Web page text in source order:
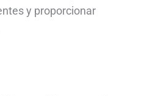
y proporcionar